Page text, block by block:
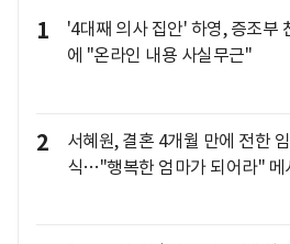
1
'4대째 의사 집안' 하영, 증조부
에 "온라인 내용 사실무근"
2
서혜원, 결혼 4개월 만에 전한
식…"행복한 엄마가 되어라" 메